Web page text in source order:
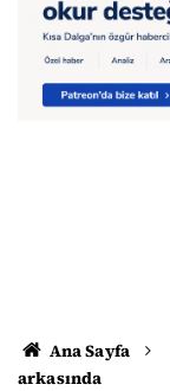
Ana Sayfa
arkasında